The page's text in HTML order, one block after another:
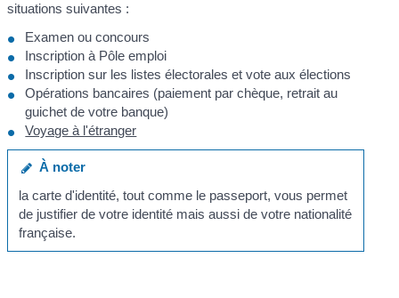
situations suivantes :
Examen ou concours
Inscription à Pôle emploi
Inscription sur les listes électorales et vote aux élections
Opérations bancaires (paiement par chèque, retrait au
guichet de votre banque)
Voyage à l'étranger
À noter
la carte d'identité, tout comme le passeport, vous permet
de justifier de votre identité mais aussi de votre nationalité
française.